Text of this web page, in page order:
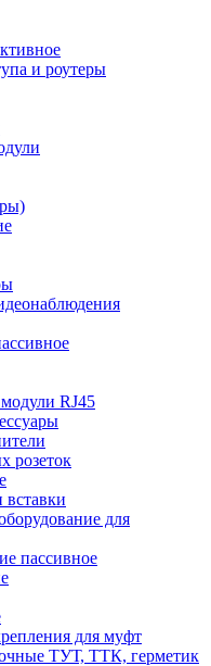
и роутеры
RJ45
розеток
для
пассивное
для муфт
ТУТ, ТТК, герметик